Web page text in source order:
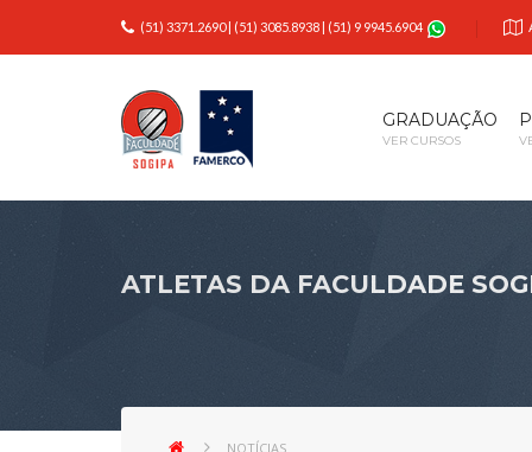
(51) 3371.2690| (51) 3085.8938 | (51) 9 9945.6904
GRADUAÇÃO
VER CURSOS
ATLETAS DA FACULDADE
NOTÍCIAS